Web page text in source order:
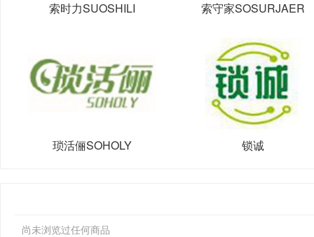
索时力SUOSHILI 索守家SOSURJAER
琐活俪SOHOLY 锁诚
尚未浏览过任何商品